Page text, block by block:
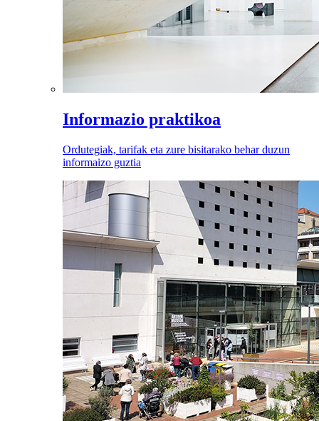
Informazio praktikoa
Ordutegiak, tarifak eta zure bisitarako behar duzun
informaizo guztia